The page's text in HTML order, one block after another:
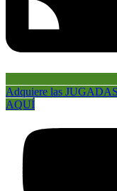
Adquiere las
AQUÍ